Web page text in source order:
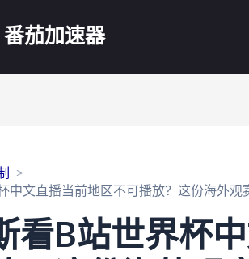
番茄加速器
中文直播当前地区不可播放？这份海外观
看B站世界杯